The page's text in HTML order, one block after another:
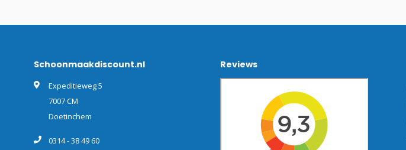
Schoonmaakdiscount.nl
Expeditieweg 5
7007 CM
Doetinchem
0314 - 38 49 60
Reviews